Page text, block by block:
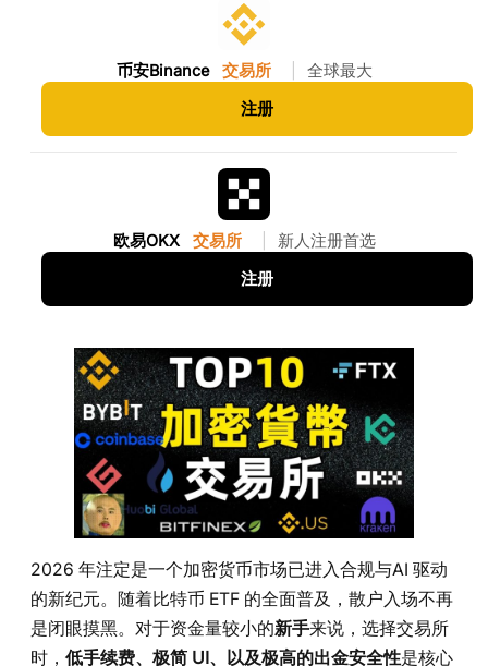
币安Binance 交易所 全球最大
注册
欧易OKX 交易所 新人注册首选
注册
2026 年注定是一个加密货币市场已进入合规与AI 驱动
的新纪元。随着比特币 ETF 的全面普及，散户入场不再
是闭眼摸黑。对于资金量较小的新手来说，选择交易所
时， 低手续费、极简 UI、以及极高的出金安全性是核心